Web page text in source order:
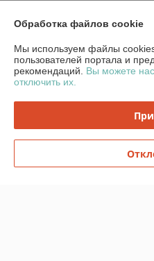
Политика обработки cookies
Сайт создан на платформе
Информация для покупателя
Юридическое лицо:ООО
220014, Республика Беларусь, г.
Обработка файлов cookie
Мы используем файлы
пользователей портала и
рекомендаций. Вы можете
отключить их.